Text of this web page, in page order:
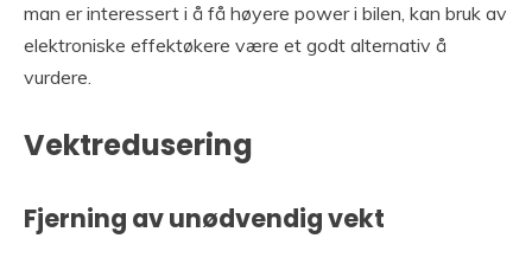
man er interessert i å få høyere power i bilen, kan bruk av
elektroniske effektøkere være et godt alternativ å
vurdere.
Vektredusering
Fjerning av unødvendig vekt